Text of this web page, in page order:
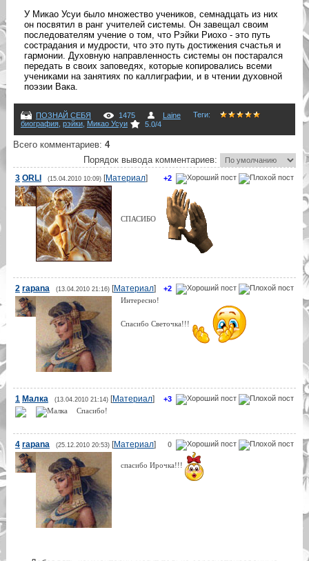
У Микао Усуи было множество учеников, семнадцать из них
он посвятил в ранг учителей системы. Он завещал своим
последователям учение о том, что Рэйки Риохо - это путь
сострадания и мудрости, что это путь достижения счастья и
гармонии. Духовную направленность системы он постарался
передать в своих заповедях, которые копировались всеми
учениками на занятиях по каллиграфии, и в чтении духовной
поэзии Вака.
ПОЗНАЙ СЕБЯ 1475 Laine Теги:
биография, рэйки, Микао Усуи 5.0/4
Всего комментариев: 4
Порядок вывода комментариев:
+2
3 ORLI (15.04.2010 10:09)[Материал]
СПАСИБО
+2
2 rapana (13.04.2010 21:16)[Материал]
Интересно!
Спасибо Светочка!!!
+3
1 Малка (13.04.2010 21:14)[Материал]
Спасибо!
0
4 rapana (25.12.2010 20:53)[Материал]
cпасибо Ирочка!!!